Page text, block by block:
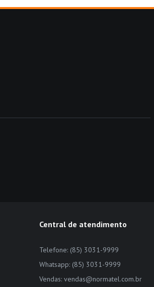
Central de atendimento
Telefone: (85) 3031-9999
Whatsapp: (85) 3031-9999
Vendas: vendas@normatel.com.br